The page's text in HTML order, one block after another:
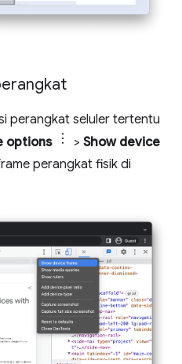
perangkat seluler tertentu
options > Show device
perangkat fisik di